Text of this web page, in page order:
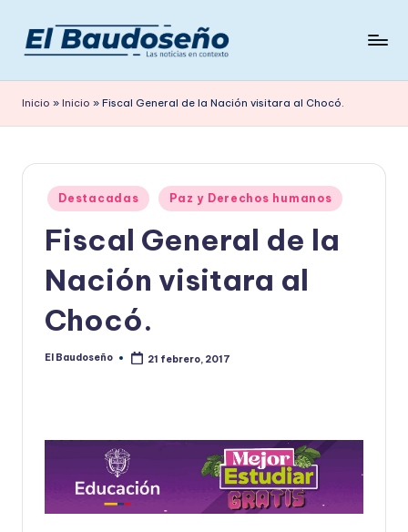
Saltar
contenido
e
ri
ó
en
Inicio » Inicio » Fiscal General de la Nación visitara al Chocó.
Publicado
en
Destacadas Paz y Derechos humanos
Fiscal General de la
Nación visitara al
Chocó.
Publicado
El Baudoseño 21 febrero, 2017